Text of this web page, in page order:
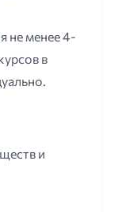
не менее 4-
в
и